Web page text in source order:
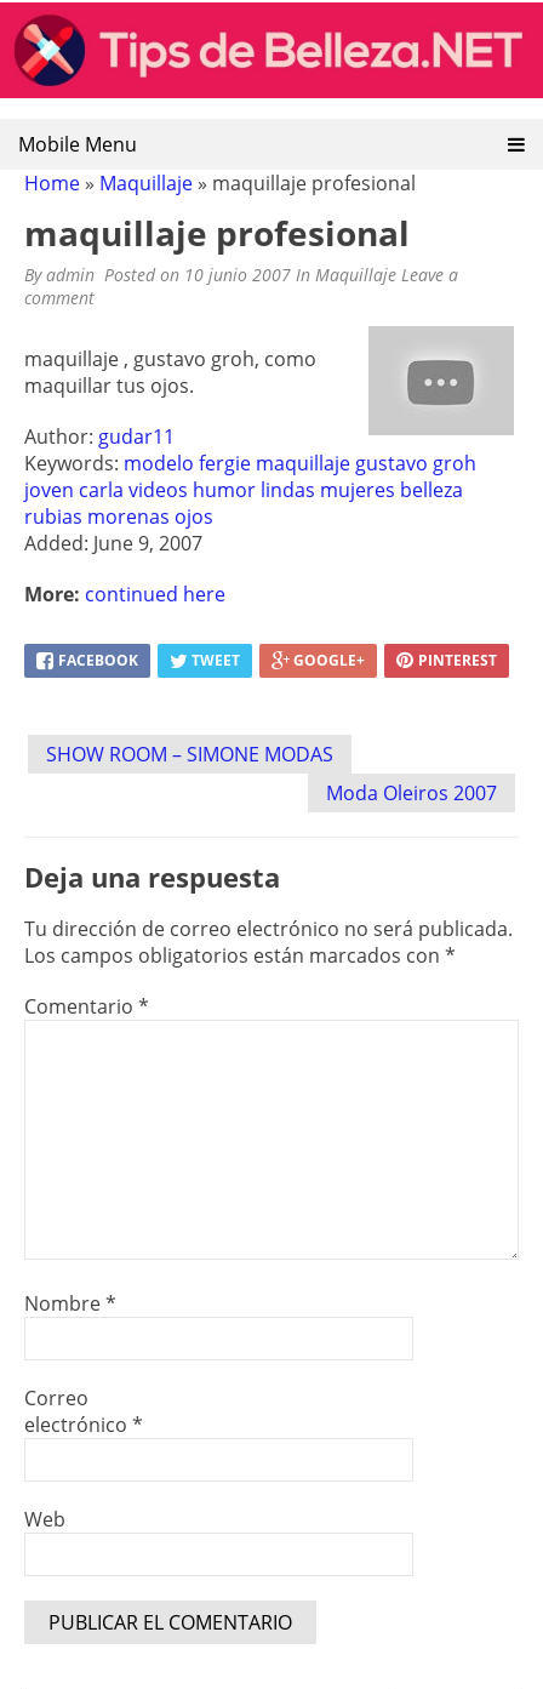
Skip
to
content
TIPS DE BELLEZA: CONSEJOS DE
BELLEZA
Tips de belleza, recetas naturales de belleza, remedios
caseros y naturales
Mobile Menu
Home » Maquillaje » maquillaje profesional
maquillaje profesional
Byadmin Posted on 10 junio 2007 In Maquillaje Leave a
comment
maquillaje , gustavo groh, como
maquillar tus ojos.
Author: gudar11
Keywords: modelo fergie maquillaje gustavo groh
joven carla videos humor lindas mujeres belleza
rubias morenas ojos
Added: June 9, 2007
More: continued here
FACEBOOK TWEET GOOGLE+ PINTEREST
Post
navigation
SHOW ROOM – SIMONE MODAS
Moda Oleiros 2007
Deja una respuesta
Tu dirección de correo electrónico no será publicada.
Los campos obligatorios están marcados con *
Comentario *
Nombre*
Correo
electrónico *
Web